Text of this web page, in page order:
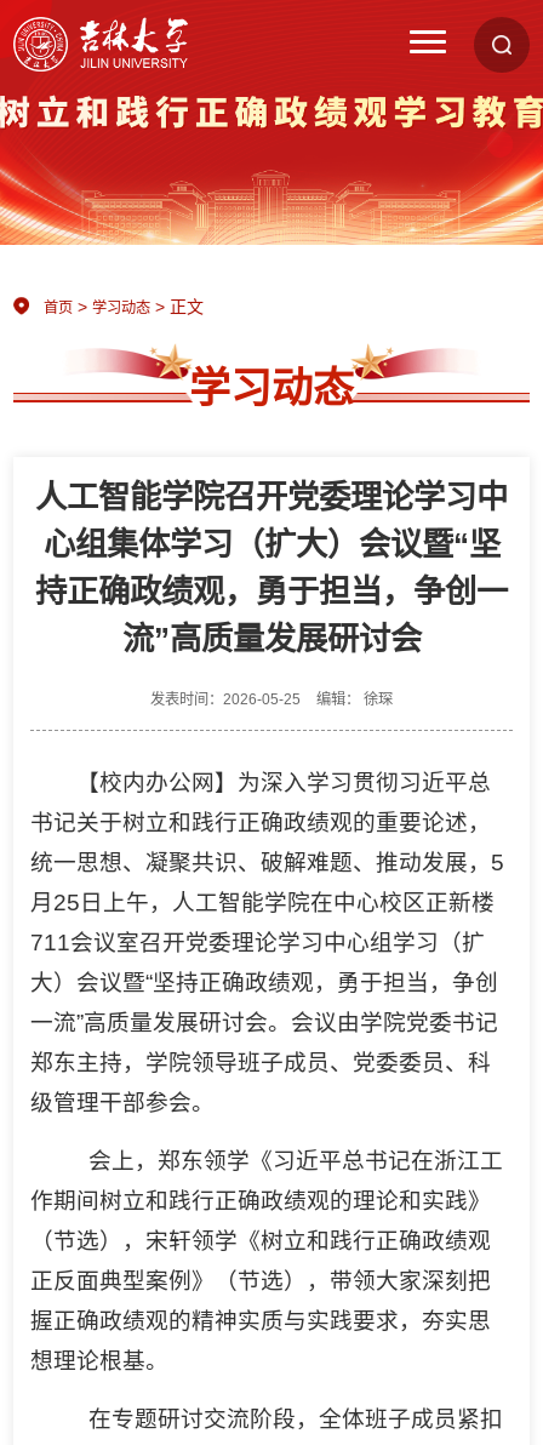
首页 >学习动态 > 正文
学习动态
人工智能学院召开党委理论学习中
心组集体学习（扩大）会议暨“坚
持正确政绩观，勇于担当，争创一
流”高质量发展研讨会
发表时间：2026-05-25 编辑： 徐琛
【校内办公网】为深入学习贯彻习近平总
书记关于树立和践行正确政绩观的重要论述，
统一思想、凝聚共识、破解难题、推动发展，5
月25日上午，人工智能学院在中心校区正新楼
711会议室召开党委理论学习中心组学习（扩
大）会议暨“坚持正确政绩观，勇于担当，争创
一流”高质量发展研讨会。会议由学院党委书记
郑东主持，学院领导班子成员、党委委员、科
级管理干部参会。
会上，郑东领学《习近平总书记在浙江工
作期间树立和践行正确政绩观的理论和实践》
（节选），宋轩领学《树立和践行正确政绩观
正反面典型案例》（节选），带领大家深刻把
握正确政绩观的精神实质与实践要求，夯实思
想理论根基。
在专题研讨交流阶段，全体班子成员紧扣